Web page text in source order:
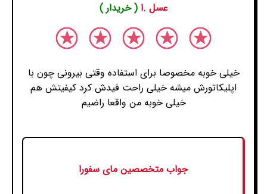
عسل .ا( خریدار )
خیلی خوبه مخصوصا برای استفاده وقتی بیرونی چون با
اپلیکاتورش میشه خیلی راحت فیدش کرد کیفیتش هم
خیلی خوبه من واقعا راضیم
جواب متخصصین مای سفورا